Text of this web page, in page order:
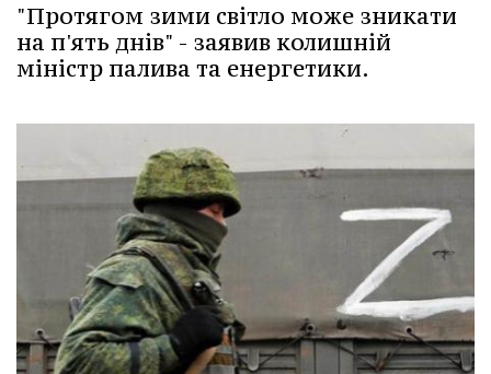
"Протягом зими світло може зникати
на п'ять днів" - заявив колишній
міністр палива та енергетики.